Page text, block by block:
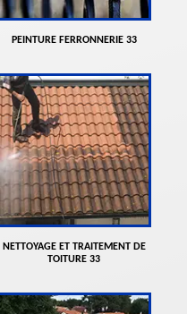
PEINTURE FERRONNERIE 33
NETTOYAGE ET TRAITEMENT DE
TOITURE 33